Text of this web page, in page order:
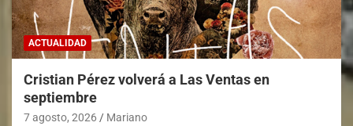
ACTUALIDAD
Cristian Pérez volverá a Las Ventas en
septiembre
7 agosto, 2026 Mariano